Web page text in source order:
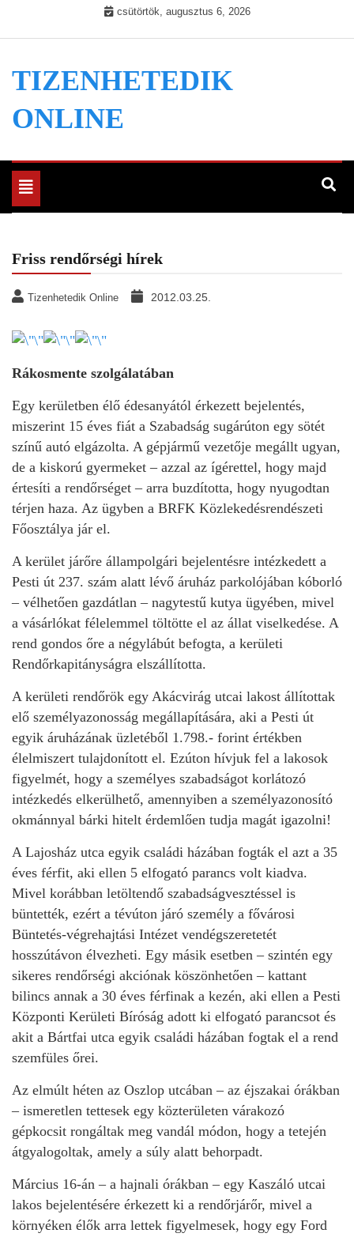
csütörtök, augusztus 6, 2026
TIZENHETEDIK
ONLINE
Toggle
navigation
Friss rendőrségi hírek
Tizenhetedik Online 2012.03.25.
Rákosmente szolgálatában
Egy kerületben élő édesanyától érkezett bejelentés,
miszerint 15 éves fiát a Szabadság sugárúton egy sötét
színű autó elgázolta. A gépjármű vezetője megállt ugyan,
de a kiskorú gyermeket – azzal az ígérettel, hogy majd
értesíti a rendőrséget – arra buzdította, hogy nyugodtan
térjen haza. Az ügyben a BRFK Közlekedésrendészeti
Főosztálya jár el.
A kerület járőre állampolgári bejelentésre intézkedett a
Pesti út 237. szám alatt lévő áruház parkolójában kóborló
– vélhetően gazdátlan – nagytestű kutya ügyében, mivel
a vásárlókat félelemmel töltötte el az állat viselkedése. A
rend gondos őre a négylábút befogta, a kerületi
Rendőrkapitányságra elszállította.
A kerületi rendőrök egy Akácvirág utcai lakost állítottak
elő személyazonosság megállapítására, aki a Pesti út
egyik áruházának üzletéből 1.798.- forint értékben
élelmiszert tulajdonított el. Ezúton hívjuk fel a lakosok
figyelmét, hogy a személyes szabadságot korlátozó
intézkedés elkerülhető, amennyiben a személyazonosító
okmánnyal bárki hitelt érdemlően tudja magát igazolni!
A Lajosház utca egyik családi házában fogták el azt a 35
éves férfit, aki ellen 5 elfogató parancs volt kiadva.
Mivel korábban letöltendő szabadságvesztéssel is
büntették, ezért a tévúton járó személy a fővárosi
Büntetés-végrehajtási Intézet vendégszeretetét
hosszútávon élvezheti. Egy másik esetben – szintén egy
sikeres rendőrségi akciónak köszönhetően – kattant
bilincs annak a 30 éves férfinak a kezén, aki ellen a Pesti
Központi Kerületi Bíróság adott ki elfogató parancsot és
akit a Bártfai utca egyik családi házában fogtak el a rend
szemfüles őrei.
Az elmúlt héten az Oszlop utcában – az éjszakai órákban
– ismeretlen tettesek egy közterületen várakozó
gépkocsit rongáltak meg vandál módon, hogy a tetején
átgyalogoltak, amely a súly alatt behorpadt.
Március 16-án – a hajnali órákban – egy Kaszáló utcai
lakos bejelentésére érkezett ki a rendőrjárőr, mivel a
környéken élők arra lettek figyelmesek, hogy egy Ford